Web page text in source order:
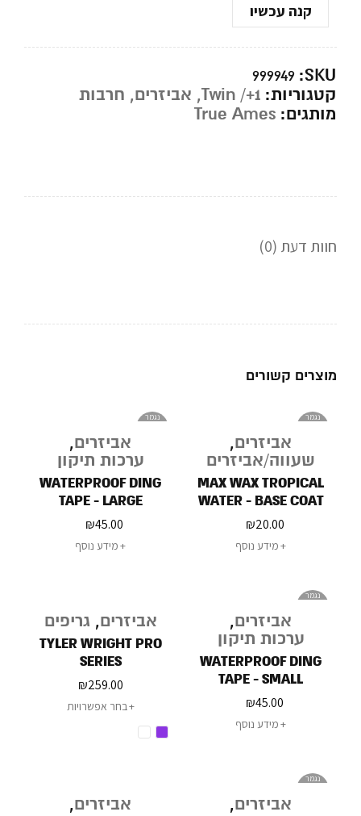
קנה עכשיו
SKU:
999949
קטגוריות: Twin /+1
, אביזרים, חרבות
מותגים: True Ames
חוות דעת (0)
מוצרים קשורים
נגמר
אביזרים,
שעווה/אביזרים
MAX WAX TROPICAL
WATER - BASE COAT
WAX 75G
₪20.00
מידע נוסף
נגמר
אביזרים,
ערכות תיקון
WATERPROOF DING
TAPE - LARGE
₪45.00
מידע נוסף
נגמר
אביזרים,
ערכות תיקון
WATERPROOF DING
TAPE - SMALL
₪45.00
מידע נוסף
אביזרים, גריפים
TYLER WRIGHT PRO
SERIES
₪259.00
בחר אפשרויות
נגמר
אביזרים,
אביזרים,